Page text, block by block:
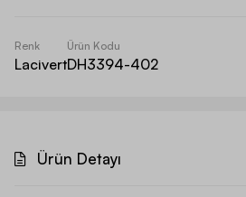
Renk
Lacivert
Ürün Kodu
DH3394-402
Ürün Detayı